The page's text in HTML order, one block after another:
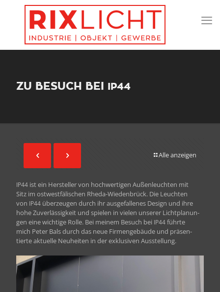
ZU BESUCH BEI IP44
Alle anzeigen
IP44 ist ein Her­steller von hochw­er­ti­gen Außen­leucht­en mit
Sitz im ost­west­fälis­chen Rhe­da-Wieden­brück. Die Leucht­en
von IP44 überzeu­gen durch ihr aus­ge­fal­l­enes Design und ihre
hohe Zuver­läs­sigkeit und spie­len in vie­len unser­er Licht­pla­nun­
gen eine wichtige Rolle. Bei meinem Besuch bei IP44führte
mich Peter Bals durch das neue Fir­menge­bäude und präsen­
tierte aktuelle Neuheit­en in der exk­lu­siv­en Ausstellung.